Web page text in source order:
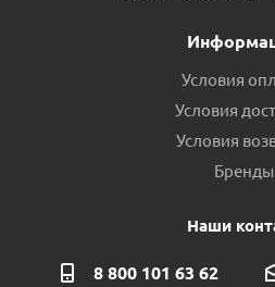
Условия
Условия
Условия
Бренды
Наши
8 800 101 63 62